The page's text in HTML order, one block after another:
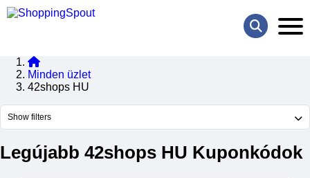
Minden üzlet
42shops HU
Show filters
Legújabb 42shops HU Kuponkódok